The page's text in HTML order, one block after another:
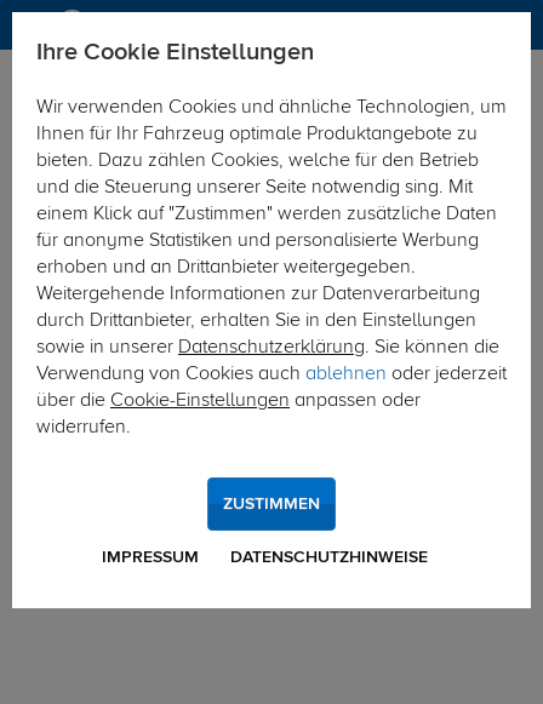
vorheriger Artikel nächster Artikel
Ihre Cookie Einstellungen
Wir verwenden Cookies und ähnliche Technologien, um
Ihnen für Ihr Fahrzeug optimale Produktangebote zu
bieten. Dazu zählen Cookies, welche für den Betrieb
und die Steuerung unserer Seite notwendig sing. Mit
einem Klick auf "Zustimmen" werden zusätzliche Daten
für anonyme Statistiken und personalisierte Werbung
erhoben und an Drittanbieter weitergegeben.
Weitergehende Informationen zur Datenverarbeitung
durch Drittanbieter, erhalten Sie in den Einstellungen
sowie in unserer Datenschutzerklärung. Sie können die
Verwendung von Cookies auch ablehnen oder jederzeit
über die Cookie-Einstellungen anpassen oder
widerrufen.
IMPRESSUM DATENSCHUTZHINWEISE
ZUSTIMMEN